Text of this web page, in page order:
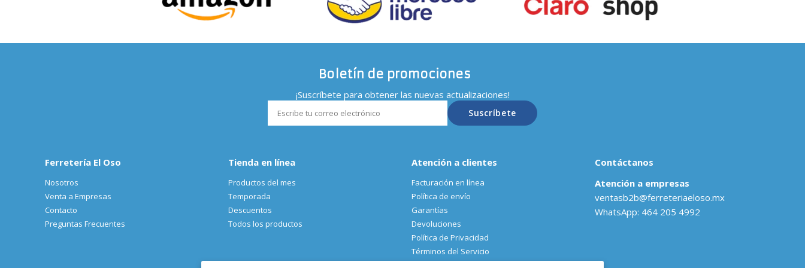
Boletín de promociones
¡Suscríbete para obtener las nuevas actualizaciones!
Suscríbete
Ferretería El Oso
Nosotros
Venta a Empresas
Contacto
Preguntas Frecuentes
Tienda en línea
Productos del mes
Temporada
Descuentos
Todos los productos
Atención a clientes
Facturación en línea
Política de envío
Garantías
Devoluciones
Política de Privacidad
Términos del Servicio
Contáctanos
Atención a empresas
ventasb2b@ferreteriaeloso.mx
WhatsApp: 464 205 4992